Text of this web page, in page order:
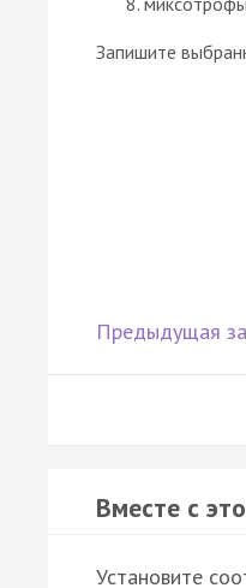
Запишите
Предыдущая
Вместе с
Установите